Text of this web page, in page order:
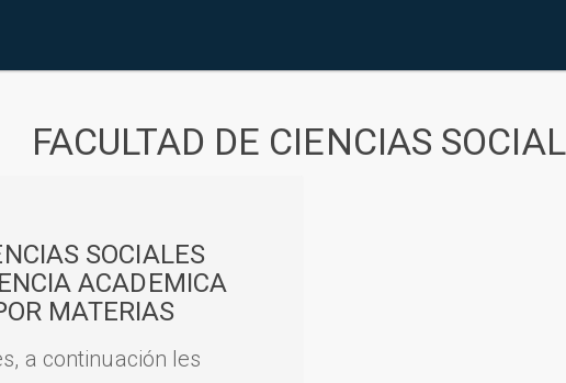
FACULTAD DE CIENCIAS
SOCIALES
ACADEMICA
MATERIAS
a continuación les